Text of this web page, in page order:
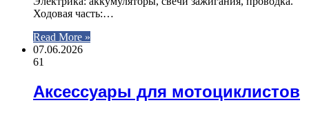
Ходовая часть:…
Read More »
07.06.2026
61
Аксессуары для мотоциклистов